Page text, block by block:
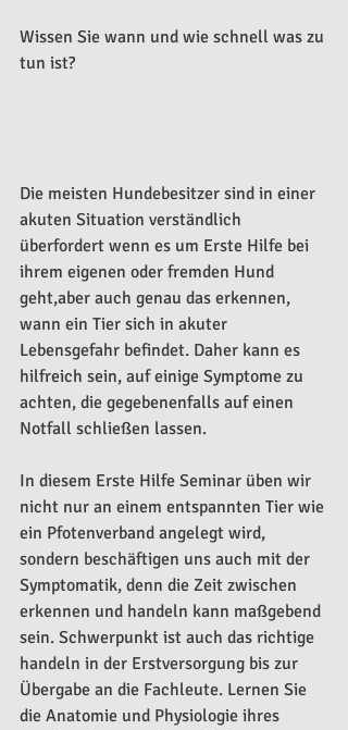
Wissen Sie wann und wie schnell was zu
tun ist?
Die meisten Hundebesitzer sind in einer
akuten Situation verständlich
überfordert wenn es um Erste Hilfe bei
ihrem eigenen oder fremden Hund
geht,aber auch genau das erkennen,
wann ein Tier sich in akuter
Lebensgefahr befindet. Daher kann es
hilfreich sein, auf einige Symptome zu
achten, die gegebenenfalls auf einen
Notfall schließen lassen.
In diesem Erste Hilfe Seminar üben wir
nicht nur an einem entspannten Tier wie
ein Pfotenverband angelegt wird,
sondern beschäftigen uns auch mit der
Symptomatik, denn die Zeit zwischen
erkennen und handeln kann maßgebend
sein. Schwerpunkt ist auch das richtige
handeln in der Erstversorgung bis zur
Übergabe an die Fachleute. Lernen Sie
die Anatomie und Physiologie ihres